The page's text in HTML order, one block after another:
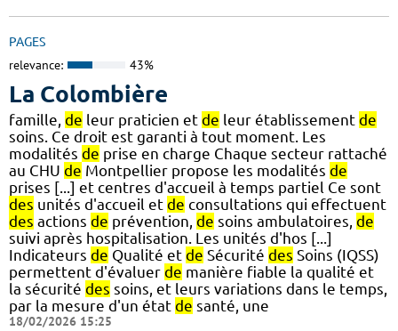
PAGES
relevance: 43%
La Colombière
famille, de leur praticien et de leur établissement de
soins. Ce droit est garanti à tout moment. Les
modalités de prise en charge Chaque secteur rattaché
au CHU de Montpellier propose les modalités de
prises [...] et centres d'accueil à temps partiel Ce sont
des unités d'accueil et de consultations qui effectuent
des actions de prévention, de soins ambulatoires, de
suivi après hospitalisation. Les unités d'hos [...]
Indicateurs de Qualité et de Sécurité des Soins (IQSS)
permettent d'évaluer de manière fiable la qualité et
la sécurité des soins, et leurs variations dans le temps,
par la mesure d'un état de santé, une
18/02/2026 15:25